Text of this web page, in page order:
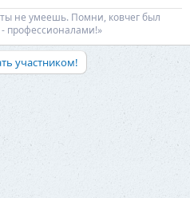
не умеешь. Помни, ковчег был
профессионалами!»
участником!